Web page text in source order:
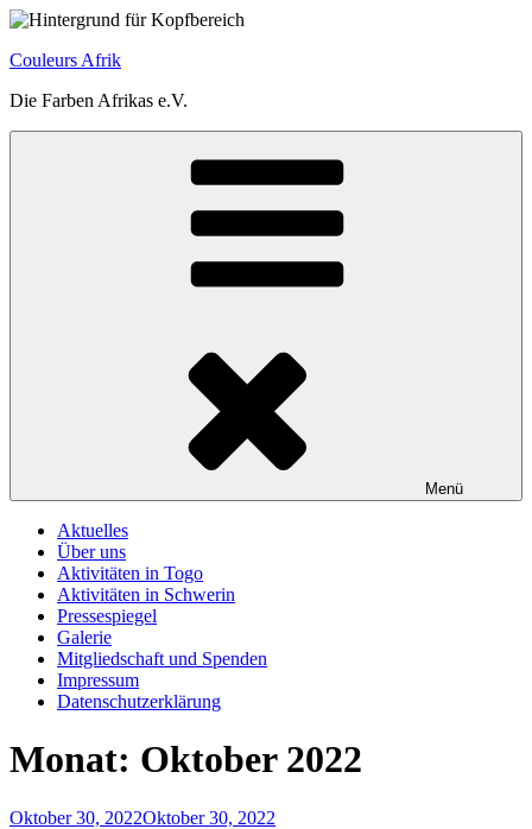
Zum
springen
Couleurs Afrik
Die Farben Afrikas e.V.
Menü
Aktuelles
Über uns
Aktivitäten in Togo
Aktivitäten in Schwerin
Pressespiegel
Galerie
Mitgliedschaft und Spenden
Impressum
Datenschutzerklärung
Monat: Oktober 2022
Veröffentlicht
Oktober 30, 2022Oktober 30, 2022